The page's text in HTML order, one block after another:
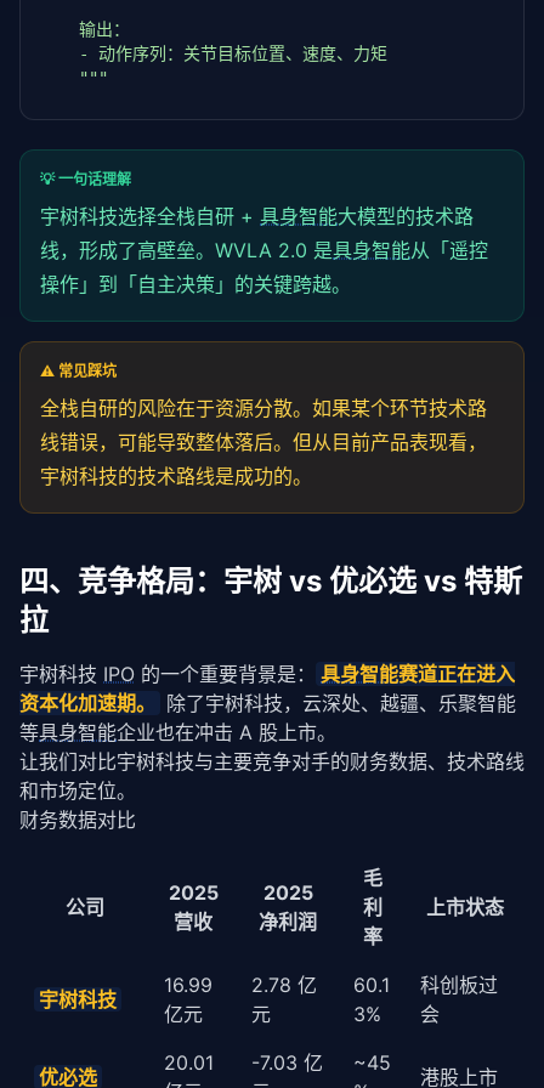
    输出：
    - 动作序列：关节目标位置、速度、力矩
    """
def __init__(self, model_path="zhipu/wvla-2.0"
self.model =
self
self.action_decoder = self
def perceive( self , images, proprioception):
"""
        感知阶段：编码视觉和本体信息
        Args:
proprioception: dict - 关节角度、力矩、
        """
# 视觉编码
        vision_features =
self
        proprio_features =
self
        perceived_state =
return perceived_state
def plan(self, language_instruction,
"""
        规划阶段：根据语言指令和感知状态规划动作
        Args:
            perceived_state: torch.Tensor - 感知特征
        """
# 语言编码
# 任务规划：生成动作序列
        action_sequence =
.action_decoder(
            lang_features=lang_features,
            perceived_state=perceived_state,
💡 一句话理解
宇树科技选择全栈自研 + 具身智能大模型的技术路
线，形成了高壁垒。WVLA 2.0 是具身智能从「遥控
操作」到「自主决策」的关键跨越。
⚠️ 常见踩坑
全栈自研的风险在于资源分散。如果某个环节技术路
线错误，可能导致整体落后。但从目前产品表现看，
宇树科技的技术路线是成功的。
四、竞争格局：宇树 vs 优必选 vs 特斯
拉
宇树科技 IPO 的一个重要背景是： 具身智能赛道正在进入
资本化加速期。
除了宇树科技，云深处、越疆、乐聚智能
等具身智能企业也在冲击 A 股上市。
让我们对比宇树科技与主要竞争对手的财务数据、技术路线
和市场定位。
财务数据对比
公司
2025
营收
2025
净利润
毛
利
率
上市状态
宇树科技
16.99
亿元
2.78 亿
元
60.1
3%
科创板过
会
优必选
20.01
-7.03 亿
~45
港股上市